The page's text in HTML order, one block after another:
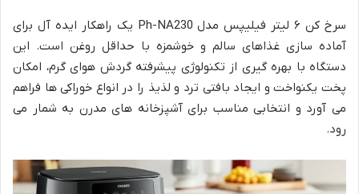
سرخ کن ۶ لیتر فیلیپس مدل Ph-NA230 یک راهکار ایده آل برای
آماده سازی غذاهای سالم و خوشمزه با حداقل روغن است. این
دستگاه با بهره گیری از تکنولوژی پیشرفته گردش هوای گرم، امکان
پخت یکنواخت و ایجاد بافتی ترد و لذیذ را در انواع خوراکی ها فراهم
می آورد و انتخابی مناسب برای آشپزخانه های مدرن به شمار می
رود.